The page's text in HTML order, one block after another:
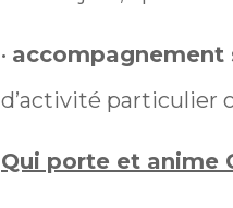
• accompagnement
d’activité particulier
Qui porte et anime